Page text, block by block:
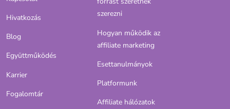
Hivatkozás
Blog
Együttműködés
Karrier
Fogalomtár
szerezni
Hogyan működik az
affiliate marketing
Esettanulmányok
Platformunk
Affiliate hálózatok